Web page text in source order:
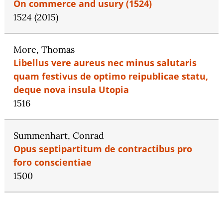
On commerce and usury (1524)
1524 (2015)
More, Thomas
Libellus vere aureus nec minus salutaris
quam festivus de optimo reipublicae statu,
deque nova insula Utopia
1516
Summenhart, Conrad
Opus septipartitum de contractibus pro
foro conscientiae
1500